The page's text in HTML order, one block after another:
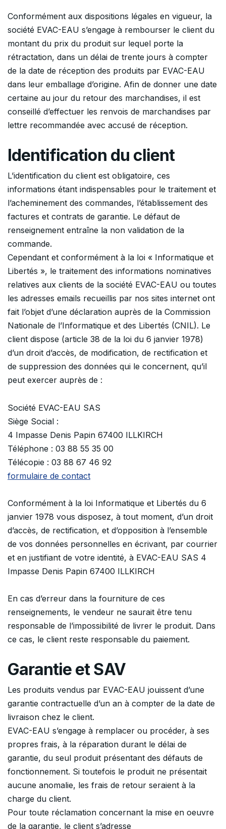
Conformément aux dispositions légales en vigueur, la
société EVAC-EAU s’engage à rembourser le client du
montant du prix du produit sur lequel porte la
rétractation, dans un délai de trente jours à compter
de la date de réception des produits par EVAC-EAU
dans leur emballage d’origine. Afin de donner une date
certaine au jour du retour des marchandises, il est
conseillé d’effectuer les renvois de marchandises par
lettre recommandée avec accusé de réception.
Identification du client
L’identification du client est obligatoire, ces
informations étant indispensables pour le traitement et
l’acheminement des commandes, l’établissement des
factures et contrats de garantie. Le défaut de
renseignement entraîne la non validation de la
commande.
Cependant et conformément à la loi « Informatique et
Libertés », le traitement des informations nominatives
relatives aux clients de la société EVAC-EAU ou toutes
les adresses emails recueillis par nos sites internet ont
fait l’objet d’une déclaration auprès de la Commission
Nationale de l’Informatique et des Libertés (CNIL). Le
client dispose (article 38 de la loi du 6 janvier 1978)
d’un droit d’accès, de modification, de rectification et
de suppression des données qui le concernent, qu’il
peut exercer auprès de :
Société EVAC-EAU SAS
Siège Social :
4 Impasse Denis Papin 67400 ILLKIRCH
Téléphone : 03 88 55 35 00
Télécopie : 03 88 67 46 92
formulaire de contact
Conformément à la loi Informatique et Libertés du 6
janvier 1978 vous disposez, à tout moment, d’un droit
d’accès, de rectification, et d’opposition à l’ensemble
de vos données personnelles en écrivant, par courrier
et en justifiant de votre identité, à EVAC-EAU SAS 4
Impasse Denis Papin 67400 ILLKIRCH
En cas d’erreur dans la fourniture de ces
renseignements, le vendeur ne saurait être tenu
responsable de l’impossibilité de livrer le produit. Dans
ce cas, le client reste responsable du paiement.
Garantie et SAV
Les produits vendus par EVAC-EAU jouissent d’une
garantie contractuelle d’un an à compter de la date de
livraison chez le client.
EVAC-EAU s’engage à remplacer ou procéder, à ses
propres frais, à la réparation durant le délai de
garantie, du seul produit présentant des défauts de
fonctionnement. Si toutefois le produit ne présentait
aucune anomalie, les frais de retour seraient à la
charge du client.
Pour toute réclamation concernant la mise en oeuvre
de la garantie, le client s’adresse